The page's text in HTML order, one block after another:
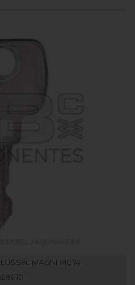
MAGNI MC74